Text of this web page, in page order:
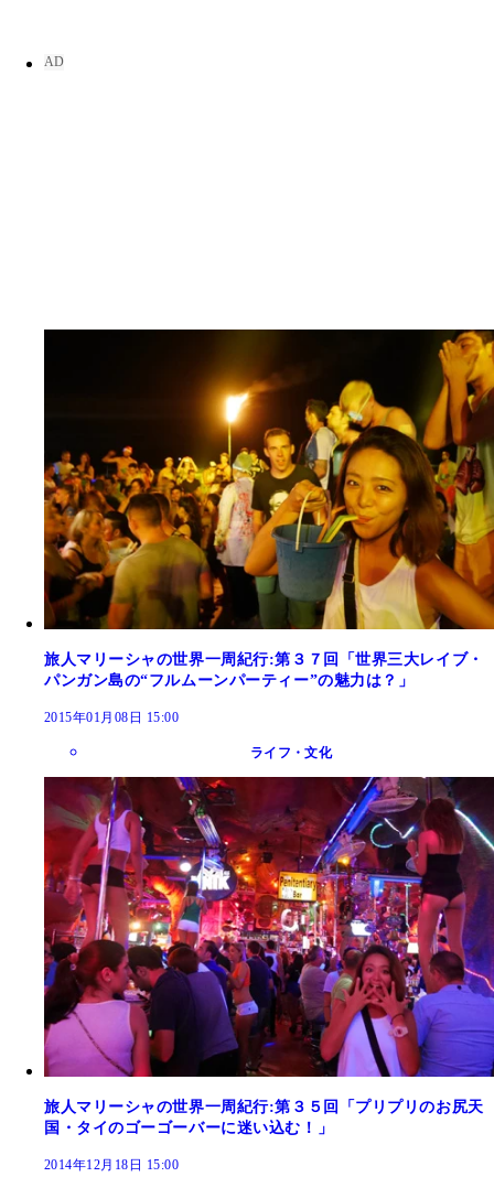
旅人マリーシャの世界一周紀行:第３７回「世界三大レイブ・
パンガン島の“フルムーンパーティー”の魅力は？」
2015年01月08日 15:00
ライフ・文化
旅人マリーシャの世界一周紀行:第３５回「プリプリのお尻天
国・タイのゴーゴーバーに迷い込む！」
2014年12月18日 15:00